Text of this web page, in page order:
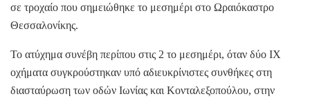
σε τροχαίο που σημειώθηκε το μεσημέρι στο Ωραιόκαστρο
Θεσσαλονίκης.
Το ατύχημα συνέβη περίπου στις 2 το μεσημέρι, όταν δύο ΙΧ
οχήματα συγκρούστηκαν υπό αδιευκρίνιστες συνθήκες στη
διασταύρωση των οδών Ιωνίας και Κονταλεξοπούλου, στην